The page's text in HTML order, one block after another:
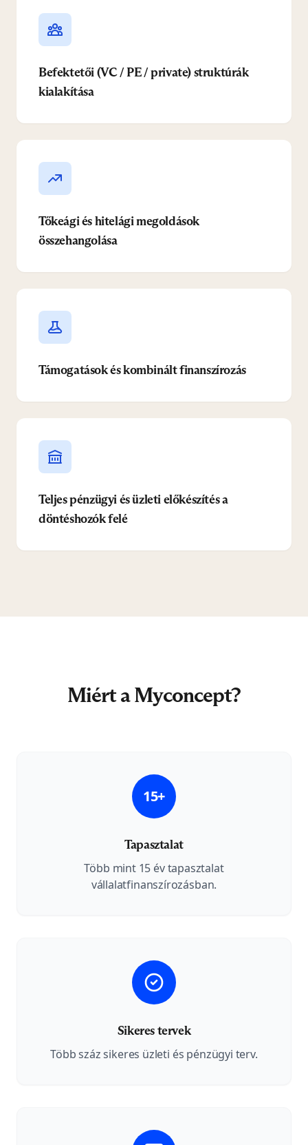
Befektetői (VC / PE / private) struktúrák
kialakítása
Tőkeági és hitelági megoldások
összehangolása
Támogatások és kombinált finanszírozás
Teljes pénzügyi és üzleti előkészítés a
döntéshozók felé
Miért a Myconcept?
15+
Tapasztalat
Több mint 15 év tapasztalat
vállalatfinanszírozásban.
Sikeres tervek
Több száz sikeres üzleti és pénzügyi terv.